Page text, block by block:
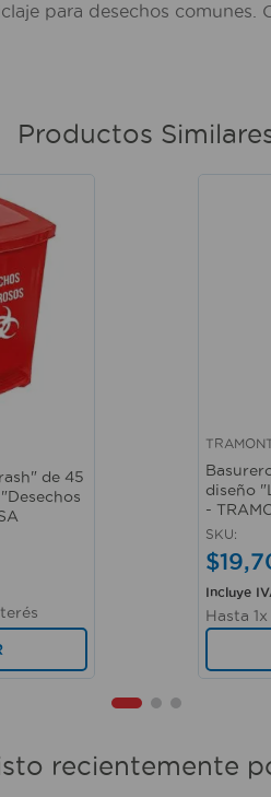
para desechos
Productos
de 45
diseño
-
SKU:
$19,
Incluye
Hasta 1x
recientemente